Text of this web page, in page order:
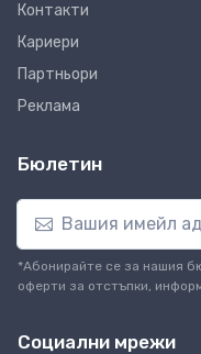
Контакти
Кариери
Партньори
Реклама
Бюлетин
*Абонирайте се за нашия
оферти за отстъпки,
Социални мрежи